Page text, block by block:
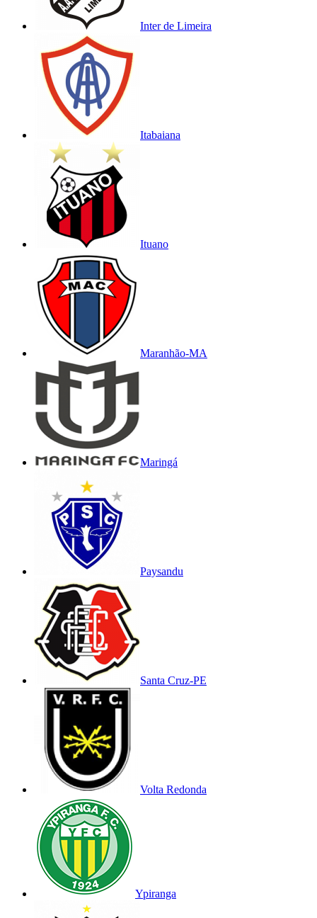
Inter de Limeira
Itabaiana
Ituano
Maranhão-MA
Maringá
Paysandu
Santa Cruz-PE
Volta Redonda
Ypiranga